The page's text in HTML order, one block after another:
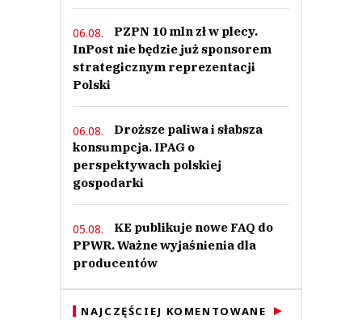
06.08.
PZPN 10 mln zł w plecy.
InPost nie będzie już sponsorem
strategicznym reprezentacji
Polski
06.08.
Droższe paliwa i słabsza
konsumpcja. IPAG o
perspektywach polskiej
gospodarki
05.08.
KE publikuje nowe FAQ do
PPWR. Ważne wyjaśnienia dla
producentów
NAJCZĘŚCIEJ KOMENTOWANE